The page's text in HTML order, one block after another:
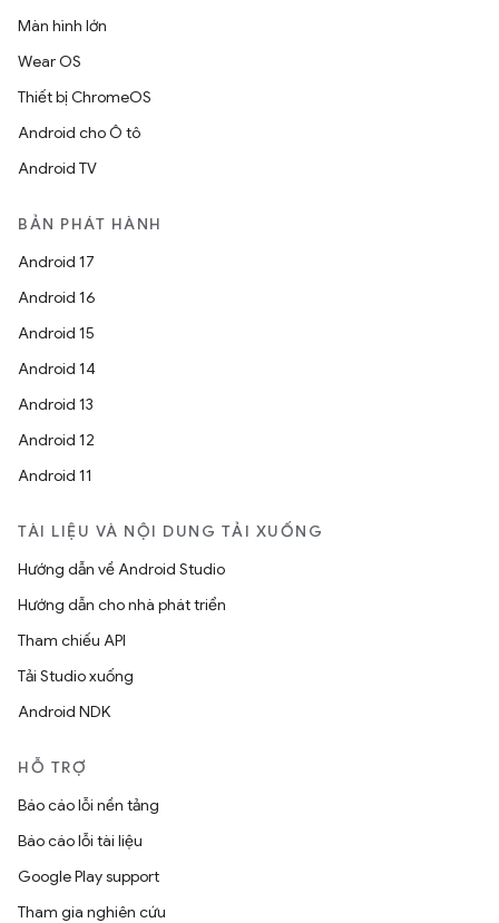
Màn hình lớn
Wear OS
Thiết bị ChromeOS
Android cho Ô tô
Android TV
BẢN PHÁT HÀNH
Android 17
Android 16
Android 15
Android 14
Android 13
Android 12
Android 11
TÀI LIỆU VÀ NỘI DUNG TẢI XUỐNG
Hướng dẫn về Android Studio
Hướng dẫn cho nhà phát triển
Tham chiếu API
Tải Studio xuống
Android NDK
HỖ TRỢ
Báo cáo lỗi nền tảng
Báo cáo lỗi tài liệu
Google Play support
Tham gia nghiên cứu